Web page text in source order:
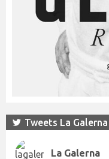
Tweets La Galerna
La Galerna